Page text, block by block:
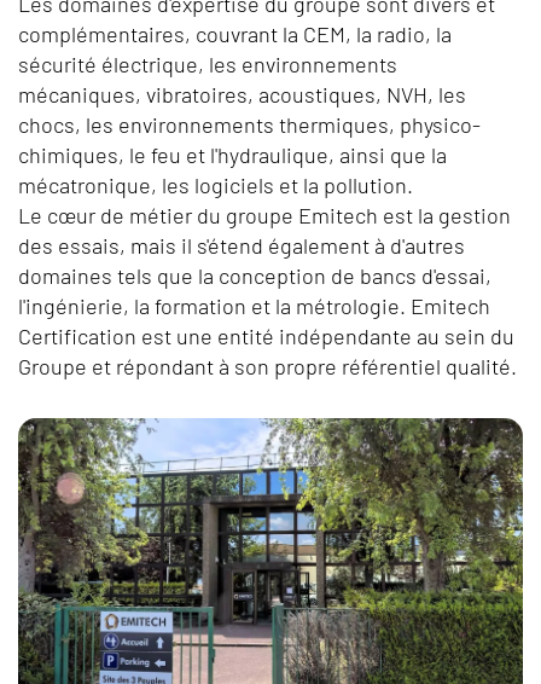
complémentaires, couvrant la CEM, la radio, la
sécurité électrique, les environnements
mécaniques, vibratoires, acoustiques, NVH, les
chocs, les environnements thermiques, physico-
chimiques, le feu et l'hydraulique, ainsi que la
mécatronique, les logiciels et la pollution.
Le cœur de métier du groupe Emitech est la gestion
des essais, mais il s'étend également à d'autres
domaines tels que la conception de bancs d'essai,
l'ingénierie, la formation et la métrologie. Emitech
Certification est une entité indépendante au sein du
Groupe et répondant à son propre référentiel qualité.